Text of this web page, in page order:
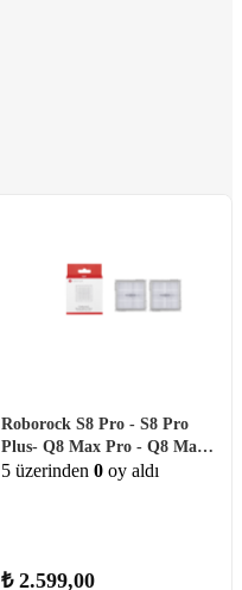
Roborock S8 Pro - S8 Pro
Plus- Q8 Max Pro - Q8 Max
Pro Plus ile Uyumlu Filtre
5 üzerinden 0 oy aldı
₺2.599,00